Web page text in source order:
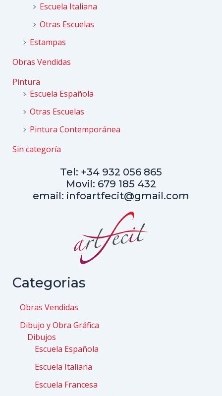
Escuela Italiana
Otras Escuelas
Estampas
Obras Vendidas
Pintura
Escuela Española
Otras Escuelas
Pintura Contemporánea
Sin categoría
Tel: +34 932 056 865
Movil: 679 185 432
email: infoartfecit@gmail.com
Categorias
Obras Vendidas
Dibujo y Obra Gráfica
Dibujos
Escuela Española
Escuela Italiana
Escuela Francesa